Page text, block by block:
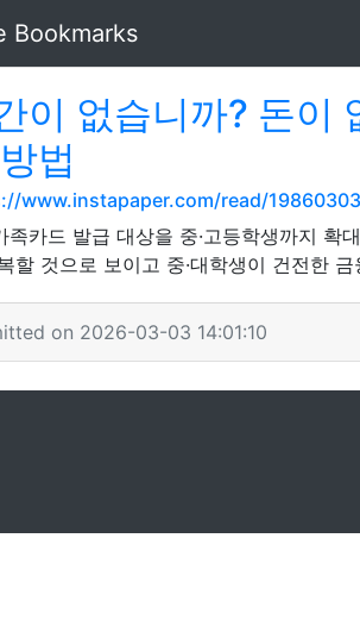
Bookmarks
이 없습니까? 돈이
법
www.instapaper.com/read/
족카드 발급 대상을 중·고등학생까지 확
할 것으로 보이고 중·대학생이 건전한
on 2026-03-03 14:01:10